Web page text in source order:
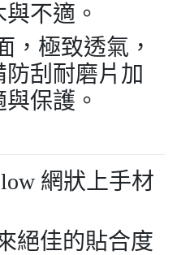
不適。
，極致透氣，
防刮耐磨片加
保護。
網狀上手材
絕佳的貼合度